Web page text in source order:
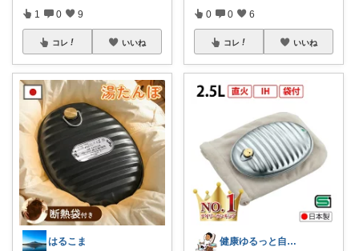
1 0 9
コレ いいね
はるこま
0 0 6
コレ いいね
健康ゆるっと自然派がんのすけ